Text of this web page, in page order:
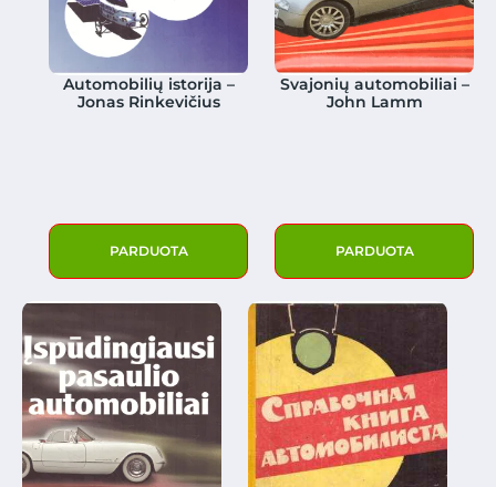
Automobilių istorija –
Jonas Rinkevičius
PARDUOTA
Svajonių automobiliai –
John Lamm
PARDUOTA